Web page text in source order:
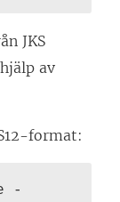
JKS
av
format:
-